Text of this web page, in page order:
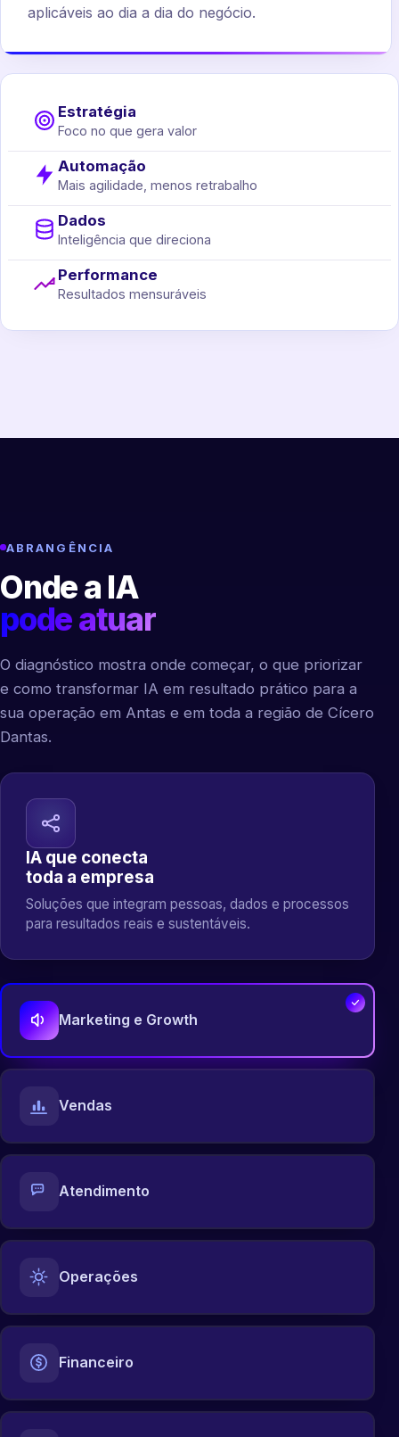
aplicáveis ao dia a dia do negócio.
Estratégia
Foco no que gera valor
Automação
Mais agilidade, menos retrabalho
Dados
Inteligência que direciona
Performance
Resultados mensuráveis
ABRANGÊNCIA
Onde a IA
pode atuar
O diagnóstico mostra onde começar, o que priorizar
e como transformar IA em resultado prático para a
sua operação em Antas e em toda a região de Cícero
Dantas.
IA que conecta
toda a empresa
Soluções que integram pessoas, dados e processos
para resultados reais e sustentáveis.
Marketing e Growth
Vendas
Atendimento
Operações
Financeiro